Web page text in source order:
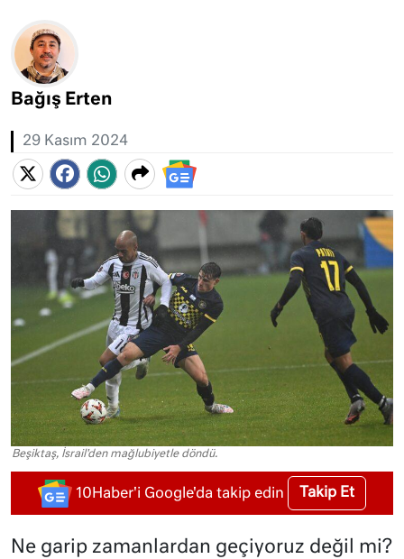
Bağış Erten
29 Kasım 2024
Beşiktaş, İsrail'den mağlubiyetle döndü.
10Haber'i Google'da takip edin Takip Et
Ne garip zamanlardan geçiyoruz değil mi?